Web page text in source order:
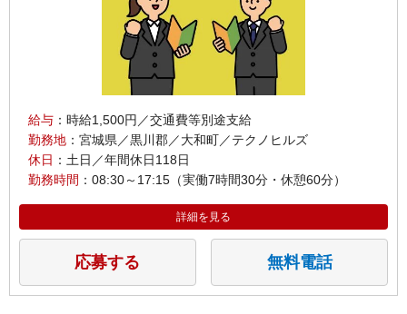
給与 ：時給1,500円／交通費等別途支給
勤務地 ：宮城県／黒川郡／大和町／テクノヒルズ
休日 ：土日／年間休日118日
勤務時間 ：08:30～17:15（実働7時間30分・休憩60分）
詳細を見る
応募する 無料電話